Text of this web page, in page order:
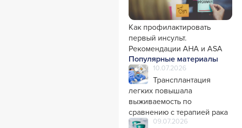
Эндоскопия
Стоматология
Травматология и ортопедия
Генетика
Фтизиатрия
Как профилактировать
первый инсульт.
Рекомендации AHA и ASA
Популярные материалы
10.07.2026
Трансплантация
легких повышала
выживаемость по
сравнению с терапией рака
09.07.2026